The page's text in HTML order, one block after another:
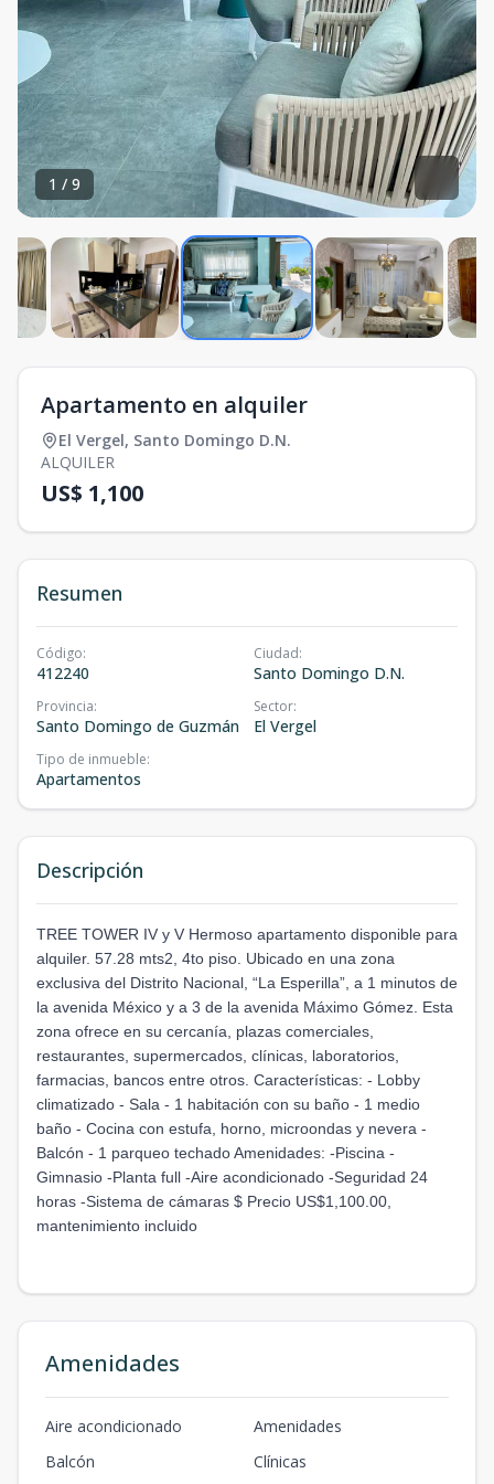
1 / 9
Apartamento en alquiler
El Vergel, Santo Domingo D.N.
ALQUILER
US$ 1,100
Resumen
Código:
412240
Ciudad:
Santo Domingo D.N.
Provincia:
Santo Domingo de Guzmán
Sector:
El Vergel
Tipo de inmueble:
Apartamentos
Descripción
TREE TOWER IV y V Hermoso apartamento disponible para
alquiler. 57.28 mts2, 4to piso. Ubicado en una zona
exclusiva del Distrito Nacional, “La Esperilla”, a 1 minutos de
la avenida México y a 3 de la avenida Máximo Gómez. Esta
zona ofrece en su cercanía, plazas comerciales,
restaurantes, supermercados, clínicas, laboratorios,
farmacias, bancos entre otros. Características: - Lobby
climatizado - Sala - 1 habitación con su baño - 1 medio
baño - Cocina con estufa, horno, microondas y nevera -
Balcón - 1 parqueo techado Amenidades: -Piscina -
Gimnasio -Planta full -Aire acondicionado -Seguridad 24
horas -Sistema de cámaras $ Precio US$1,100.00,
mantenimiento incluido
Amenidades
Aire acondicionado
Amenidades
Balcón
Clínicas